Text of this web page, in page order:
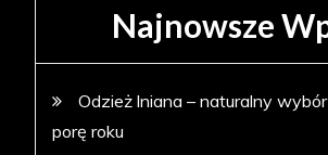
Najnowsze
Odzież lniana – naturalny
porę roku